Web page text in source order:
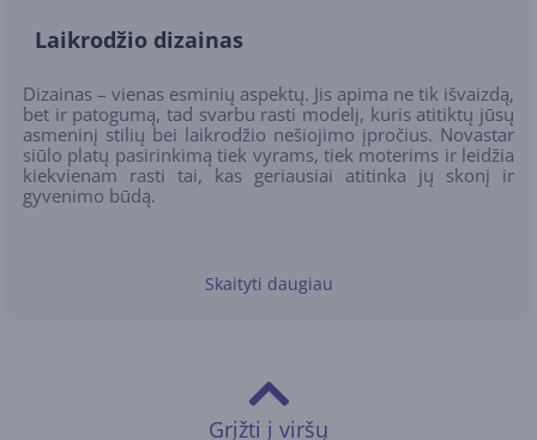
Laikrodžio dizainas
Dizainas – vienas esminių aspektų. Jis apima ne tik išvaizdą,
bet ir patogumą, tad svarbu rasti modelį, kuris atitiktų jūsų
asmeninį stilių bei laikrodžio nešiojimo įpročius. Novastar
siūlo platų pasirinkimą tiek vyrams, tiek moterims ir leidžia
kiekvienam rasti tai, kas geriausiai atitinka jų skonį ir
gyvenimo būdą.
Išmanieji laikrodžiai vyrams
pasižymi didesniu korpuso
Samsungišmanusis laikrodis.
Skaityti daugiau
Grįžti į viršų